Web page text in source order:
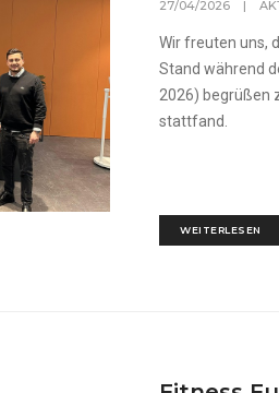
27/04/2026 |
Wir freuten uns,
Stand während
2026) begrüßen
stattfand.
WEITERLESEN